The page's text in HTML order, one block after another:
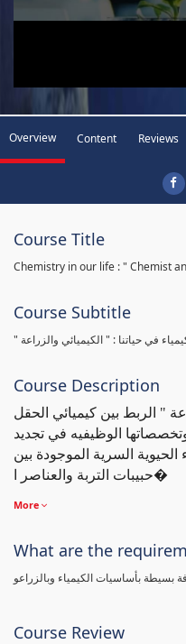
Overview Content Reviews
Course Title
Chemistry in our life : " Chemist
Course Subtitle
في حياتنا : " الكيميائي والزراعة
Course Description
" الربط بين كيميائي الحقل
الوظيفيه في تجديد
السرية الموجودة بين
حبيبات التربة والعناصر ا�
More
What are the
بسيطة بأساسيات الكيمياء وبالزراعو
Course Review